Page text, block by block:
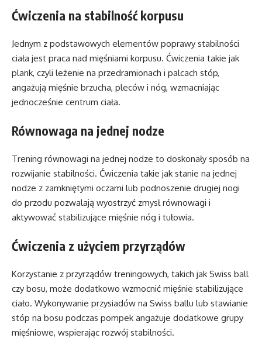
Ćwiczenia na stabilność korpusu
Jednym z podstawowych elementów poprawy stabilności
ciała jest praca nad mięśniami korpusu. Ćwiczenia takie jak
plank, czyli leżenie na przedramionach i palcach stóp,
angażują mięśnie brzucha, pleców i nóg, wzmacniając
jednocześnie centrum ciała.
Równowaga na jednej nodze
Trening równowagi na jednej nodze to doskonały sposób na
rozwijanie stabilności. Ćwiczenia takie jak stanie na jednej
nodze z zamkniętymi oczami lub podnoszenie drugiej nogi
do przodu pozwalają wyostrzyć zmysł równowagi i
aktywować stabilizujące mięśnie nóg i tułowia.
Ćwiczenia z użyciem przyrządów
Korzystanie z przyrządów treningowych, takich jak Swiss ball
czy bosu, może dodatkowo wzmocnić mięśnie stabilizujące
ciało. Wykonywanie przysiadów na Swiss ballu lub stawianie
stóp na bosu podczas pompek angażuje dodatkowe grupy
mięśniowe, wspierając rozwój stabilności.